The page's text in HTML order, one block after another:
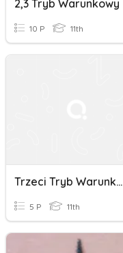
2,3 Tryb Warunkowy
10 P 11th
Trzeci Tryb Warunkowy
5 P 11th